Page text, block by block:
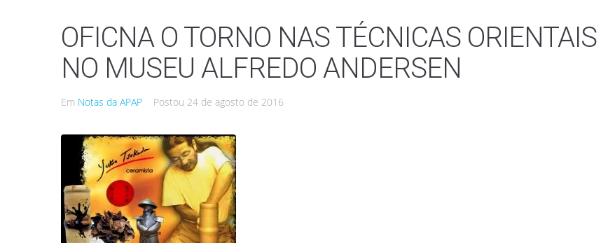
OFICNA O TORNO NAS TÉCNICAS ORIENTAIS
NO MUSEU ALFREDO ANDERSEN
Em Notas da APAP Postou 24 de agosto de 2016